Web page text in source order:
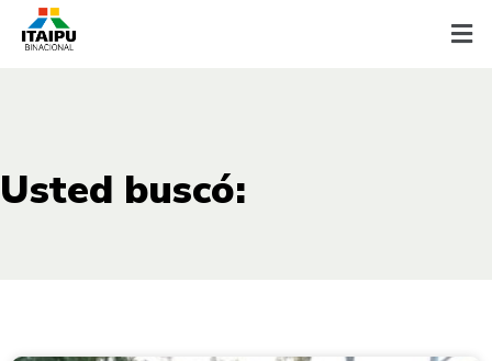
Usted buscó: